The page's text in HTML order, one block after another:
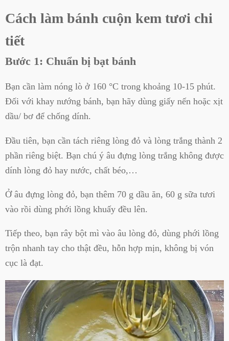
Cách làm bánh cuộn kem tươi chi
tiết
Bước 1: Chuẩn bị bạt bánh
Bạn cần làm nóng lò ở 160 °C trong khoảng 10-15 phút.
Đối với khay nướng bánh, bạn hãy dùng giấy nến hoặc xịt
dầu/ bơ để chống dính.
Đầu tiên, bạn cần tách riêng lòng đỏ và lòng trắng thành 2
phần riêng biệt. Bạn chú ý âu đựng lòng trắng không được
dính lòng đỏ hay nước, chất béo,…
Ở âu đựng lòng đỏ, bạn thêm 70 g dầu ăn, 60 g sữa tươi
vào rồi dùng phới lồng khuấy đều lên.
Tiếp theo, bạn rây bột mì vào âu lòng đỏ, dùng phới lồng
trộn nhanh tay cho thật đều, hỗn hợp mịn, không bị vón
cục là đạt.